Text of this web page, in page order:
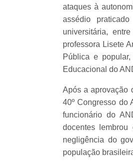
ataques à
assédio
universitária,
professora Lisete
Pública e
Educacional do
Após a aprovação
40º Congresso do
funcionário do
docentes
negligência do
população